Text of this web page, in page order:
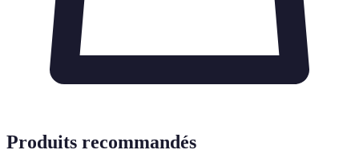
Produits recommandés